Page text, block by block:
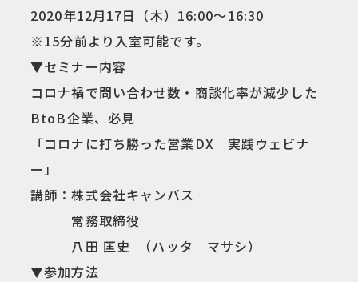
2020年12月17日（木）16:00～16:30
※15分前より入室可能です。
▼セミナー内容
コロナ禍で問い合わせ数・商談化率が減少した
BtoB企業、必見
「コロナに打ち勝った営業DX 実践ウェビナ
ー」
講師：株式会社キャンバス
常務取締役
八田 匡史 （ハッタ マサシ）
▼参加方法